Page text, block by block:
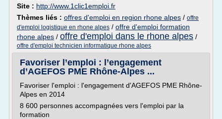
Site : http://www.1clic1emploi.fr
Thèmes liés : offres d'emploi en region rhone alpes / offre
d'emploi logistique en rhone alpes / offre d'emploi formation
rhone alpes / offre d'emploi dans le rhone alpes /
offre d'emploi technicien informatique rhone alpes
Favoriser l’emploi : l’engagement
d’AGEFOS PME Rhône-Alpes ...
Favoriser l'emploi : l'engagement d'AGEFOS PME Rhône-
Alpes en 2014
8 600 personnes accompagnées vers l'emploi par la
formation